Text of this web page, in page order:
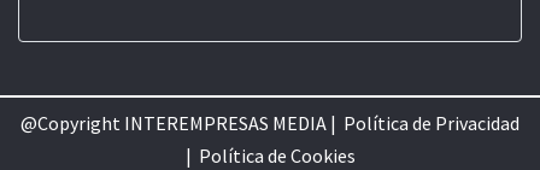
@Copyright INTEREMPRESAS MEDIA | Política de Privacidad
| Política de Cookies